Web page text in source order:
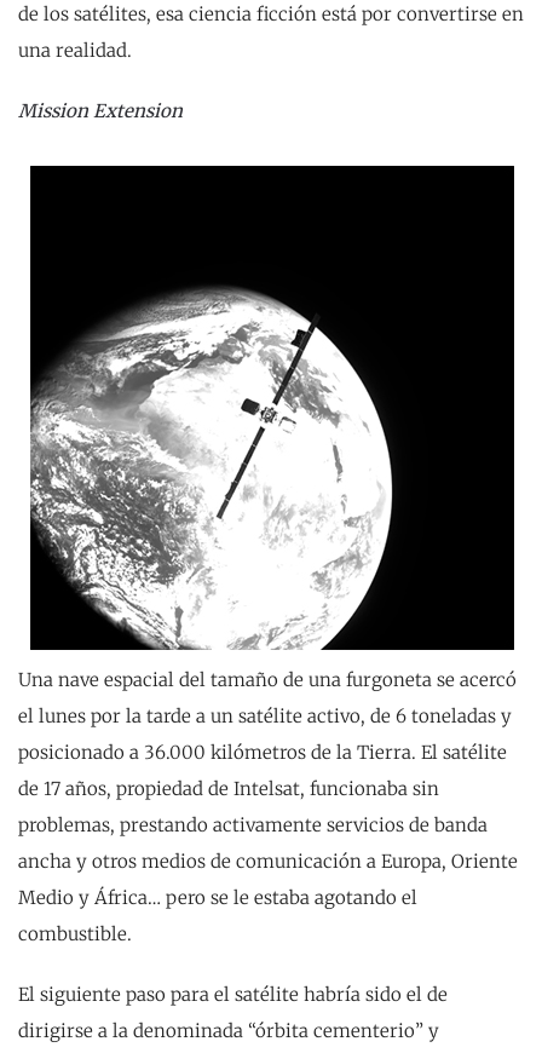
de los satélites, esa ciencia ficción está por convertirse en
una realidad.
Mission Extension
Una nave espacial del tamaño de una furgoneta se acercó
el lunes por la tarde a un satélite activo, de 6 toneladas y
posicionado a 36.000 kilómetros de la Tierra. El satélite
de 17 años, propiedad de Intelsat, funcionaba sin
problemas, prestando activamente servicios de banda
ancha y otros medios de comunicación a Europa, Oriente
Medio y África… pero se le estaba agotando el
combustible.
El siguiente paso para el satélite habría sido el de
dirigirse a la denominada “órbita cementerio” y